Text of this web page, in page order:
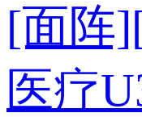
[面阵
医疗